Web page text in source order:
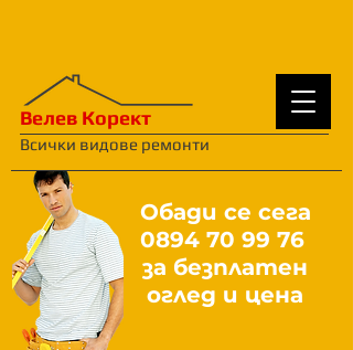
Велев Корект
Всички видове ремонти
Обади се сега
0894 70 99 76
за безплатен
оглед и цена